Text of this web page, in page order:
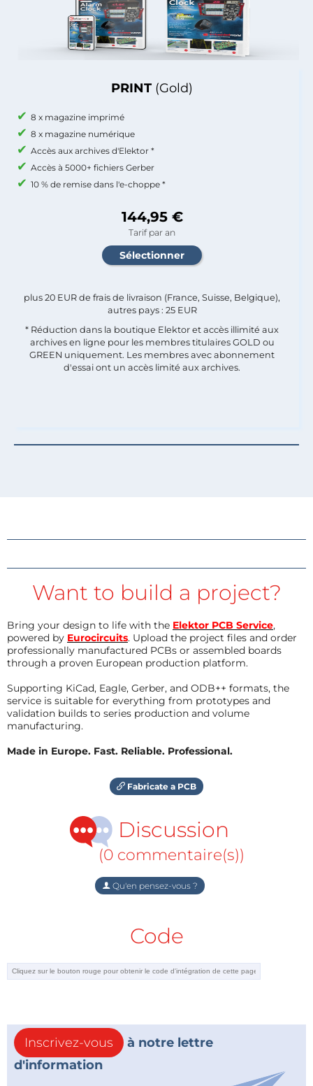
PRINT (Gold)
8 x magazine imprimé
8 x magazine numérique
Accès aux archives d'Elektor *
Accès à 5000+ fichiers Gerber
10 % de remise dans l'e-choppe *
144,95 €
Tarif par an
plus 20 EUR de frais de livraison (France, Suisse, Belgique),
autres pays : 25 EUR
* Réduction dans la boutique Elektor et accès illimité aux
archives en ligne pour les membres titulaires GOLD ou
GREEN uniquement. Les membres avec abonnement
d'essai ont un accès limité aux archives.
Want to build a project?
Bring your design to life with the Elektor PCB Service,
powered by Eurocircuits. Upload the project files and order
professionally manufactured PCBs or assembled boards
through a proven European production platform.
Supporting KiCad, Eagle, Gerber, and ODB++ formats, the
service is suitable for everything from prototypes and
validation builds to series production and volume
manufacturing.
Made in Europe. Fast. Reliable. Professional.
Fabricate a PCB
Discussion
(0 commentaire(s))
Qu'en pensez-vous ?
Code
Inscrivez-vous
à notre lettre
d'information